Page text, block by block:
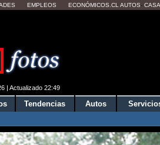
EMPLEOS ECONÓMICOS.CL AUTOS-
| Actualizado 22:49
Tendencias Autos